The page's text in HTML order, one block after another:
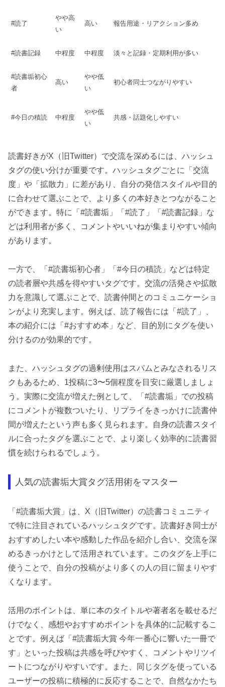
#読了
やや高
い
高い 報告用途・リアクション多め
#読書記録 中程度 中程度 淡々と記録・定期利用が多い
#読書垢初心
者
高い
やや低
い
初心者同士つながりやすい
#今日の積読 中程度
やや低
い
共感・話題化しやすい
読書好きがX（旧Twitter）で交流を深めるには、ハッシュ
タグの使い分けが重要です。ハッシュタグごとに「交流
度」や「拡散力」に差があり、自分の発信スタイルや目的
に合わせて選ぶことで、より多くの本好きとつながること
ができます。特に「#読書垢」「#読了」「#読書記録」な
どは利用者が多く、コメントやいいねが集まりやすい傾向
があります。
一方で、「#読書垢初心者」「#今日の積読」などは特定
の読者層や共感を得やすいタグです。交流の活発さや拡散
力を意識して選ぶことで、読書仲間とのコミュニケーショ
ンがより充実します。例えば、読了報告には「#読了」、
本の紹介には「#おすすめ本」など、目的別にタグを使い
分けるのが効果的です。
また、ハッシュタグの過剰使用はスパムとみなされるリス
クもあるため、1投稿に3〜5個程度を目安に厳選しましょ
う。実際に交流が増えた例として、「#読書垢」での投稿
にコメントが複数ついたり、リプライをきっかけに読書仲
間が増えたという声も多く見られます。自身の読書スタイ
ルに合ったタグを選ぶことで、より楽しく効率的に読書習
慣を続けられるでしょう。
人気の読書垢大賞タグ活用術をマスター
「#読書垢大賞」は、X（旧Twitter）の読書コミュニティ
で特に注目されているハッシュタグです。読書好き同士が
おすすめしたい本や感動した作品を紹介し合い、交流を深
めるきっかけとして活用されています。このタグを上手に
使うことで、自分の投稿がより多くの人の目に留まりやす
くなります。
活用のポイントは、単に本のタイトルや著者名を載せるだ
けでなく、感想やおすすめポイントを具体的に記載するこ
とです。例えば「#読書垢大賞 今年一番心に響いた一冊で
す」といった投稿は共感を呼びやすく、コメントやリツイ
ートにつながりやすいです。また、同じタグを使っている
ユーザーの投稿に積極的に反応することで、自然なかたち